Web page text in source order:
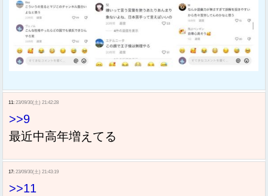
11: 23/09/30(土) 21:42:28
>>9
最近中高年増えてる
17: 23/09/30(土) 21:43:19
>>11